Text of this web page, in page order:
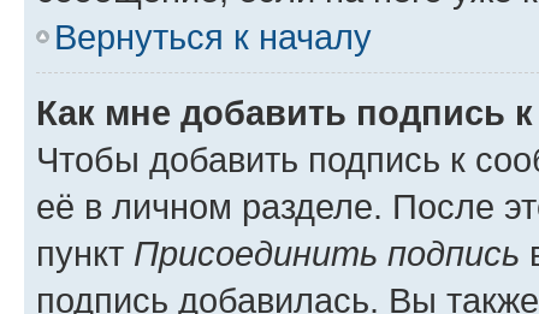
Вернуться к началу
Как мне добавить подпись
Чтобы добавить подпись к
её в личном разделе. После
пункт Присоединить подпись
подпись добавилась. Вы